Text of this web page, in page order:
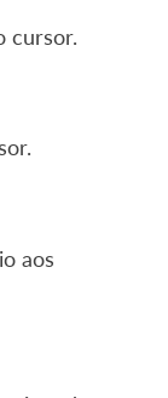
cursor.
aos